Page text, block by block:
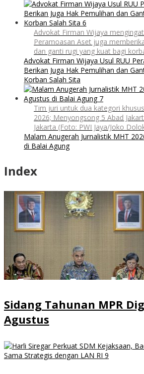
Advokat Firman Wijaya
Peramoasan Aset juga
dan ganti rugi yang kuat bagi
Advokat Firman Wijaya Usul RUU
Berikan Juga Hak Pemulihan dan
Korban Salah Sita
Tim juri untuk dua kategori
2026; Menyongsong 5 Abad
Jakarta (Foto: PWI Jaya/Joko
Malam Anugerah Jurnalistik MHT
di Balai Agung
Index
Sidang Tahunan MPR
Agustus